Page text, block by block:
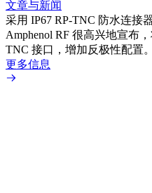
文章与新闻
采用 IP67 RP-TNC 防水连接
Amphenol RF 很高兴地宣布
TNC 接口，增加反极性配置。
更多信息